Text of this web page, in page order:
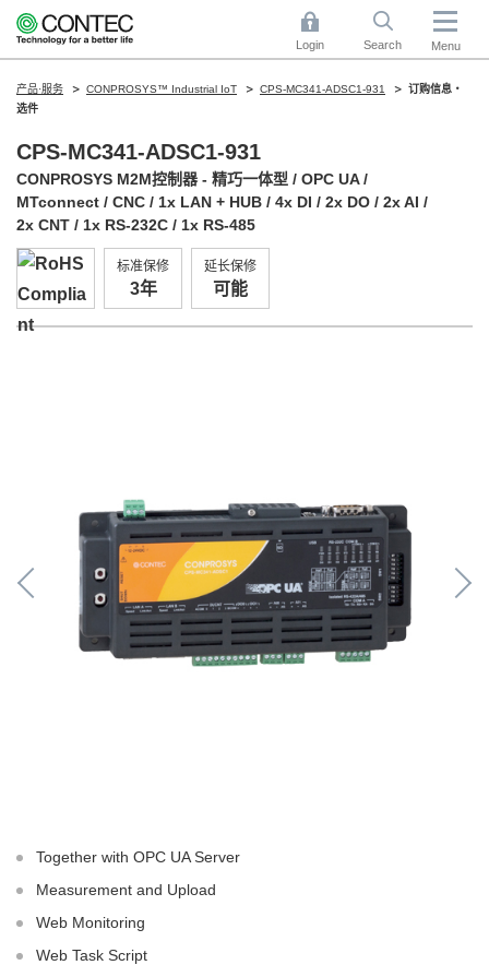
Login Search Menu
产品·服务 CONPROSYS™ Industrial IoT CPS-MC341-ADSC1-931
订购信息・
选件
CPS-MC341-ADSC1-931
CONPROSYS M2M控制器 - 精巧一体型 / OPC UA /
MTconnect / CNC / 1x LAN + HUB / 4x DI / 2x DO / 2x AI /
2x CNT / 1x RS-232C / 1x RS-485
标准保修
3年
延长保修
可能
Together with OPC UA Server
Measurement and Upload
Web Monitoring
Web Task Script